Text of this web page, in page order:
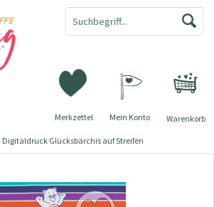
Warenkorb
Merkzettel Mein Konto
Glücksbärchis auf Streifen